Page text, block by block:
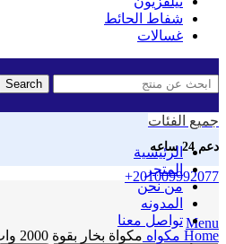
شفاط الحائط
غسالات
Search
دعم 24 ساعه
+201009992077
Menu
جميع الفئات
الرئيسية
المتجر
من نحن
المدونه
تواصل معنا
Click to enlarge
Home مكواه